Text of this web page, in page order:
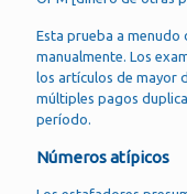
Esta prueba a menudo
manualmente. Los
los artículos de mayor
múltiples pagos
período.
Números atípicos